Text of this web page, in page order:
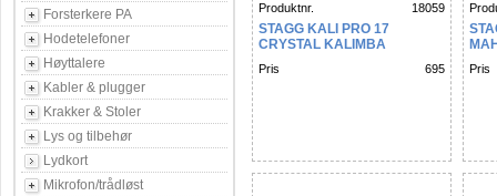
Forsterkere PA
Hodetelefoner
Høyttalere
Kabler & plugger
Krakker & Stoler
Lys og tilbehør
Lydkort
Mikrofon/trådløst
Produktnr. 18059
STAGG KALI PRO 17
CRYSTAL KALIMBA
Pris 695 Pris